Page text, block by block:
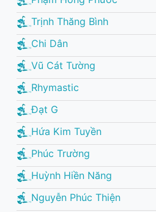
Trịnh Thăng Bình
Chi Dân
Vũ Cát Tường
Rhymastic
Đạt G
Hứa Kim Tuyền
Phúc Trường
Huỳnh Hiền Năng
Nguyễn Phúc Thiện